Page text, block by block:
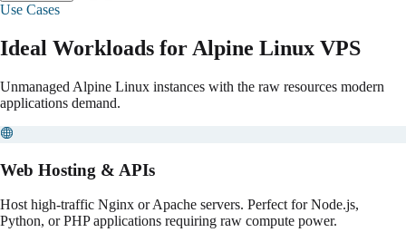
Use Cases
Ideal Workloads for Alpine Linux VPS
Unmanaged Alpine Linux instances with the raw resources modern
applications demand.
Web Hosting & APIs
Host high-traffic Nginx or Apache servers. Perfect for Node.js,
Python, or PHP applications requiring raw compute power.